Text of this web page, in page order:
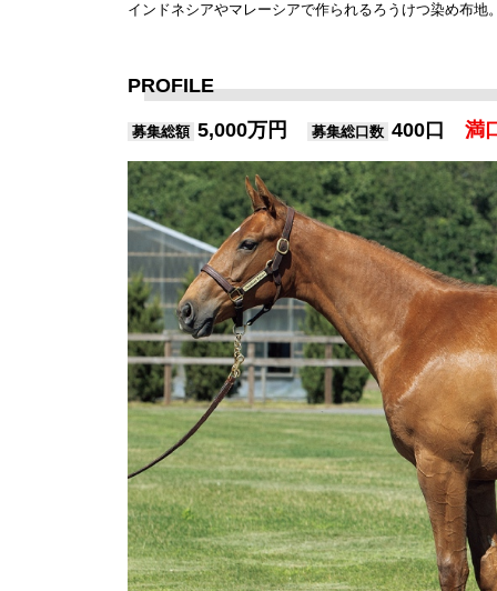
インドネシアやマレーシアで作られるろうけつ染め布地
PROFILE
募集総額 5,000万円 募集総口数 400口 満